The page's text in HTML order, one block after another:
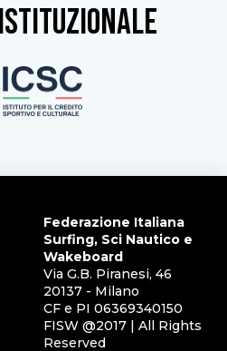
Federazione Italiana
Surfing, Sci Nautico e
Wakeboard
Via G.B. Piranesi, 46
20137 - Milano
CF e PI 06369340150
FISW @2017 | All Rights
Reserved